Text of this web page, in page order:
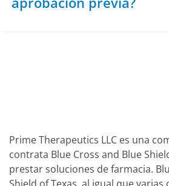
Prime Therapeutics LLC es una
contrata Blue Cross and Blue
prestar soluciones de farmacia.